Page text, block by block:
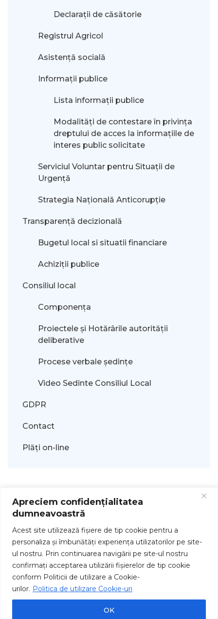
Apreciem confidențialitatea
dumneavoastră
Acest site utilizează fişiere de tip cookie pentru a
personaliza și îmbunătăți experiența utilizatorilor pe site-
ul nostru. Prin continuarea navigării pe site-ul nostru
confirmați acceptarea utilizării fişierelor de tip cookie
conform Politicii de utilizare a Cookie-
urilor. Politica de utilizare Cookie-uri
OK
Declarații de căsătorie
Registrul Agricol
Asistență socială
Informații publice
Lista informații publice
Modalităţi de contestare în privinţa
dreptului de acces la informaţiile de
interes public solicitate
Serviciul Voluntar pentru Situații de
Urgență
Strategia Națională Anticorupție
Transparență decizională
Bugetul local si situatii financiare
Achiziții publice
Consiliul local
Componența
Proiectele și Hotărârile autorității
deliberative
Procese verbale ședințe
Video Sedinte Consiliul Local
GDPR
Contact
Plăți on-line
Drepturi de autor © 2026